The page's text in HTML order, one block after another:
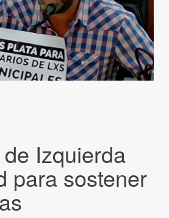
Izquierda
para sostener